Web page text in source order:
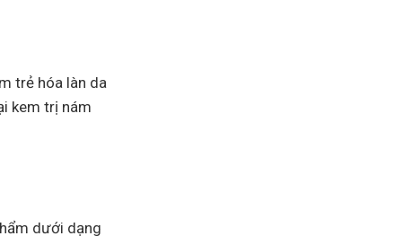
trẻ hóa làn da
kem trị nám
dưới dạng